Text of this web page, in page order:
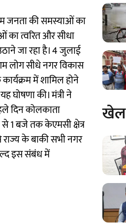
जनता की समस्याओं का
का त्वरित और सीधा
जा रहा है। 4 जुलाई
लोग सीधे नगर विकास
में शामिल होने
घोषणा की। मंत्री ने
दिन कोलकाता
से 1 बजे तक केएमसी क्षेत्र
के बाकी सभी नगर
इस संबंध में
खेल